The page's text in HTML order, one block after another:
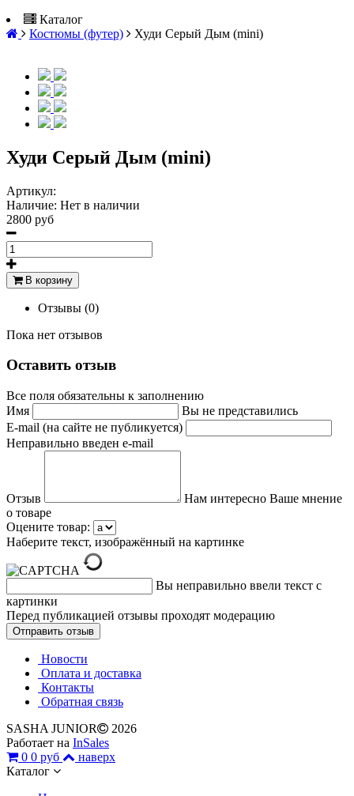
Каталог
Костюмы (футер)
Худи Серый Дым (mini)
Худи Серый Дым (mini)
Артикул:
Наличие: Нет в наличии
2800 руб
В корзину
Отзывы (0)
Пока нет отзывов
Оставить отзыв
Все поля обязательны к заполнению
Имя
Вы не представились
E-mail (на сайте не публикуется)
Неправильно введен e-mail
Отзыв
Нам интересно Ваше мнение
о товаре
Оцените товар:
Наберите текст, изображённый на картинке
Вы неправильно ввели текст с
картинки
Перед публикацией отзывы проходят модерацию
Новости
Оплата и доставка
Контакты
Обратная связь
SASHA JUNIOR
2026
Работает на InSales
0 0 руб
наверх
Каталог